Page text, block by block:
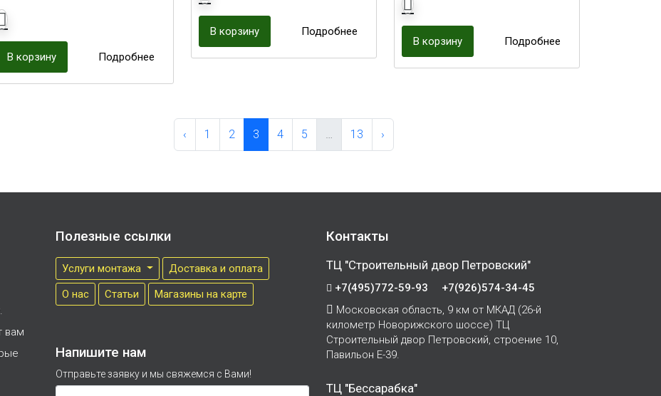
В корзину Подробнее
В корзину Подробнее
В корзину Подробнее
‹ 1 2 3 4 5 … 13 ›
вам
Полезные ссылки
Услуги монтажа
Доставка и оплата
О нас
Cтатьи Магазины на карте
Напишите нам
Отправьте заявку и мы свяжемся с Вами!
Контакты
ТЦ "Строительный двор Петровский"
+7(495)772-59-93
+7(926)574-34-45
Московская область, 9 км от МКАД (26-й
километр Новорижского шоссе) ТЦ
Строительный двор Петровский, строение 10,
Павильон Е-39.
ТЦ "Бессарабка"